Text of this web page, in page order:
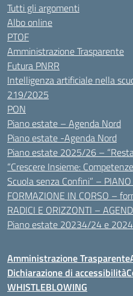
Tutti gli argomenti
Albo online
PTOF
Amministrazione Trasparente
Futura PNRR
Intelligenza artificiale nella
219/2025
PON
Piano estate – Agenda Nord
Piano estate -Agenda Nord
Piano estate 2025/26 –
“Crescere Insieme:
Scuola senza Confini” –
FORMAZIONE IN CORSO –
RADICI E ORIZZONTI –
Piano estate 20234/24 e
Amministrazione Trasparente
Dichiarazione di accessibilità
WHISTLEBLOWING